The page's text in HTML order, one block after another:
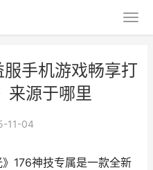
服手机游戏畅享打
来源于哪里
11-04
176神技专属是一款全新